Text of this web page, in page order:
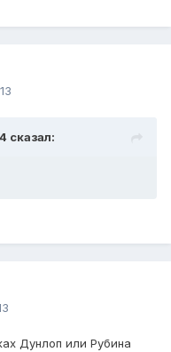
сказал:
Дунлоп или Рубина